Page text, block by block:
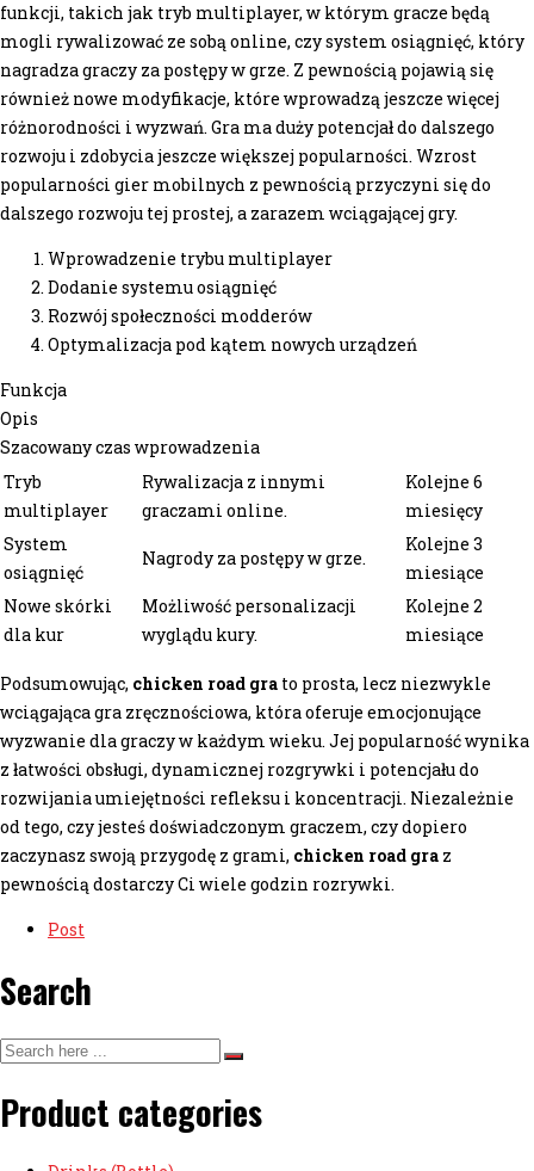
funkcji, takich jak tryb multiplayer, w którym gracze będą
mogli rywalizować ze sobą online, czy system osiągnięć, który
nagradza graczy za postępy w grze. Z pewnością pojawią się
również nowe modyfikacje, które wprowadzą jeszcze więcej
różnorodności i wyzwań. Gra ma duży potencjał do dalszego
rozwoju i zdobycia jeszcze większej popularności. Wzrost
popularności gier mobilnych z pewnością przyczyni się do
dalszego rozwoju tej prostej, a zarazem wciągającej gry.
Wprowadzenie trybu multiplayer
Dodanie systemu osiągnięć
Rozwój społeczności modderów
Optymalizacja pod kątem nowych urządzeń
Funkcja
Opis
Szacowany czas wprowadzenia
Tryb
multiplayer
Rywalizacja z innymi
graczami online.
Kolejne 6
miesięcy
System
osiągnięć
Nagrody za postępy w grze.
Kolejne 3
miesiące
Nowe skórki
dla kur
Możliwość personalizacji
wyglądu kury.
Kolejne 2
miesiące
Podsumowując, chicken road gra to prosta, lecz niezwykle
wciągająca gra zręcznościowa, która oferuje emocjonujące
wyzwanie dla graczy w każdym wieku. Jej popularność wynika
z łatwości obsługi, dynamicznej rozgrywki i potencjału do
rozwijania umiejętności refleksu i koncentracji. Niezależnie
od tego, czy jesteś doświadczonym graczem, czy dopiero
zaczynasz swoją przygodę z grami, chicken road gra z
pewnością dostarczy Ci wiele godzin rozrywki.
Post
Search
Product categories